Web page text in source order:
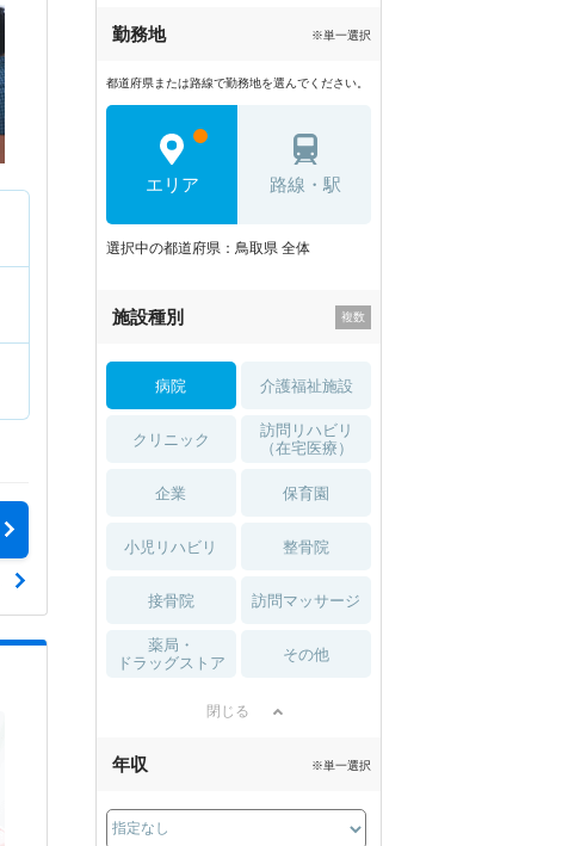
勤務地 ※単一選択
都道府県または路線で勤務地を選んでください。
エリア 路線・駅
選択中の都道府県：鳥取県 全体
施設種別
病院 介護福祉施設
クリニック
訪問リハビリ
（在宅医療）
企業 保育園
小児リハビリ 整骨院
接骨院 訪問マッサージ
薬局・
ドラッグストア
その他
閉じる
年収 ※単一選択